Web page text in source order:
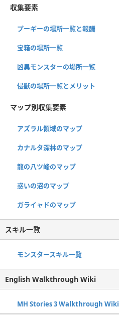
収集要素
プーギーの場所一覧と報酬
宝箱の場所一覧
凶異モンスターの場所一覧
侵獣の場所一覧とメリット
マップ別収集要素
アズラル領域のマップ
カナルタ深林のマップ
龍の八ツ峰のマップ
惑いの沼のマップ
ガライャドのマップ
スキル一覧
モンスタースキル一覧
English Walkthrough Wiki
MH Stories 3 Walkthrough Wiki